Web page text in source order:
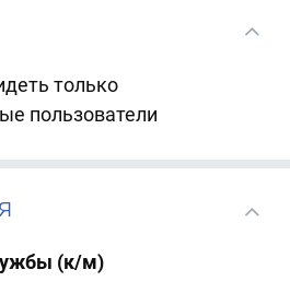
только
пользователи
(к/м)